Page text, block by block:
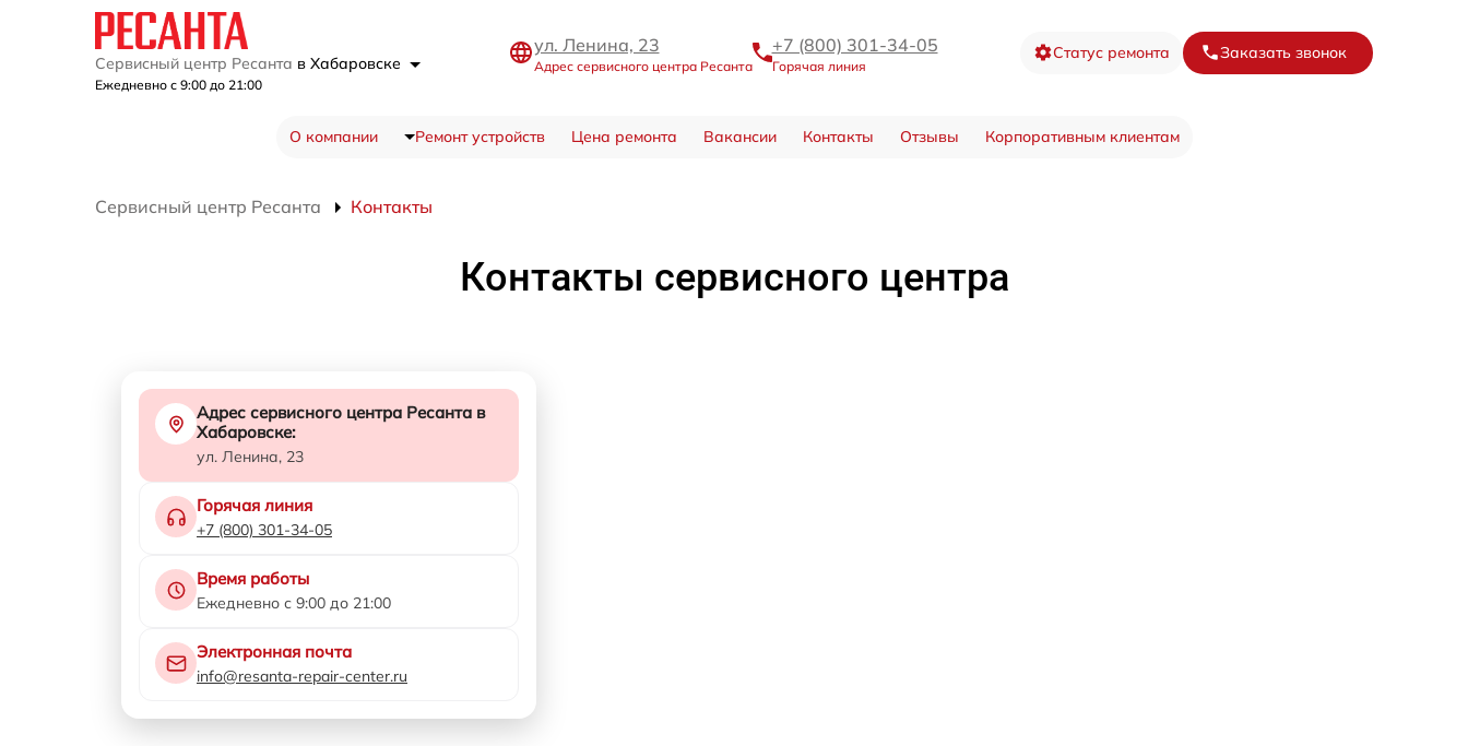
Сервисный центр Ресанта в Хабаровске
Ежедневно с 9:00 до 21:00
ул. Ленина, 23
Адрес сервисного центра Ресанта
+7 (800) 301-34-05
Горячая линия
Статус ремонта Заказать звонок
О компании Ремонт устройств Цена ремонта Вакансии Контакты Отзывы Корпоративным клиентам
Сервисный центр Ресанта Контакты
Контакты сервисного центра
Адрес сервисного центра Ресанта в
Хабаровске:
ул. Ленина, 23
Горячая линия
+7 (800) 301-34-05
Время работы
Ежедневно с 9:00 до 21:00
Электронная почта
info@resanta-repair-center.ru